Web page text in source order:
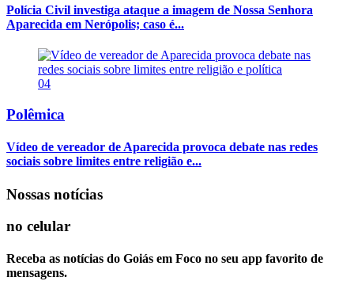
Polícia Civil investiga ataque a imagem de Nossa Senhora
Aparecida em Nerópolis; caso é...
04
Polêmica
Vídeo de vereador de Aparecida provoca debate nas redes
sociais sobre limites entre religião e...
Nossas notícias
no celular
Receba as notícias do Goiás em Foco no seu app favorito de
mensagens.